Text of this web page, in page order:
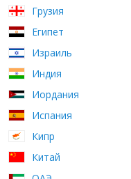
Грузия
Египет
Израиль
Индия
Иордания
Испания
Кипр
Китай